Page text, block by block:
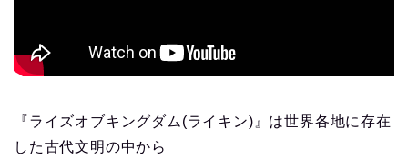
『ライズオブキングダム(ライキン)』は世界各地に存在
した古代文明の中から